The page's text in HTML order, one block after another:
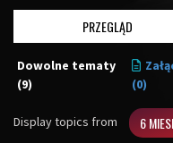
PRZEGLĄD
Dowolne tematy
(9)
(0)
Display topics from 6